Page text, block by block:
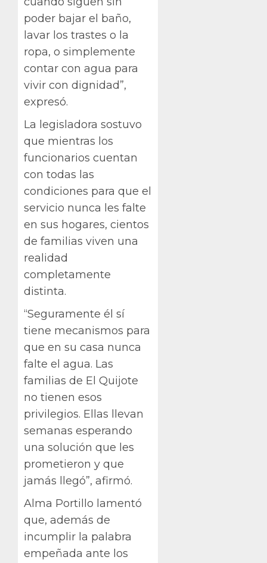
poder bajar el baño,
lavar los trastes o la
ropa, o simplemente
contar con agua para
vivir con dignidad”,
expresó.
La legisladora sostuvo
que mientras los
funcionarios cuentan
con todas las
condiciones para que el
servicio nunca les falte
en sus hogares, cientos
de familias viven una
realidad
completamente
distinta.
“Seguramente él sí
tiene mecanismos para
que en su casa nunca
falte el agua. Las
familias de El Quijote
no tienen esos
privilegios. Ellas llevan
semanas esperando
una solución que les
prometieron y que
jamás llegó”, afirmó.
Alma Portillo lamentó
que, además de
incumplir la palabra
empeñada ante los